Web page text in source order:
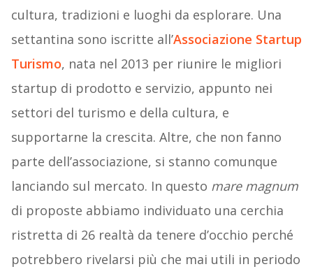
cultura, tradizioni e luoghi da esplorare. Una
settantina sono iscritte all’Associazione Startup
Turismo, nata nel 2013 per riunire le migliori
startup di prodotto e servizio, appunto nei
settori del turismo e della cultura, e
supportarne la crescita. Altre, che non fanno
parte dell’associazione, si stanno comunque
lanciando sul mercato. In questo mare magnum
di proposte abbiamo individuato una cerchia
ristretta di 26 realtà da tenere d’occhio perché
potrebbero rivelarsi più che mai utili in periodo